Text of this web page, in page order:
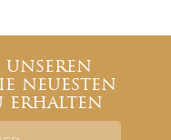
unseren
neuesten
erhalten